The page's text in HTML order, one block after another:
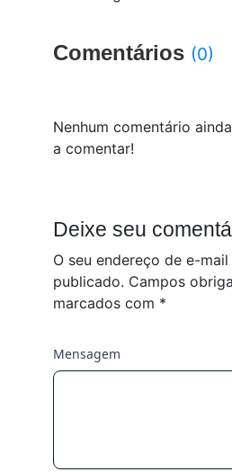
Comentários (0)
Nenhum comentário
a comentar!
Deixe seu
O seu endereço de e-mail
publicado. Campos
marcados com *
Mensagem